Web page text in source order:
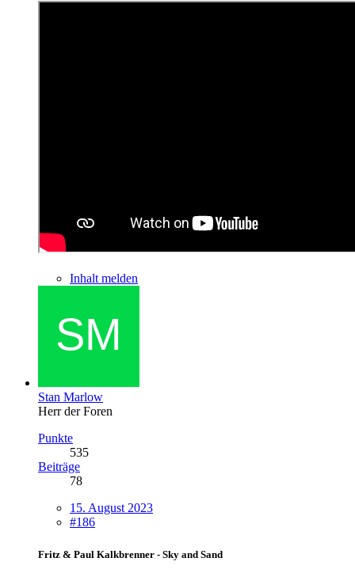
Inhalt melden
Stan Marlow
Herr der Foren
Punkte
535
Beiträge
78
15. August 2023
#186
Fritz & Paul Kalkbrenner - Sky and Sand